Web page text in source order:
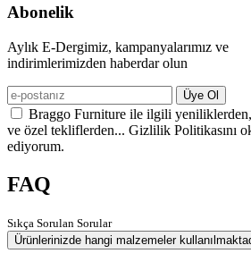
Abonelik
Aylık E-Dergimiz, kampanyalarımız ve
indirimlerimizden haberdar olun
Üye Ol
Braggo Furniture ile ilgili
ve özel tekliflerden... Gizlilik Politikasını
ediyorum.
FAQ
Sıkça Sorulan Sorular
Ürünlerinizde hangi malzemeler